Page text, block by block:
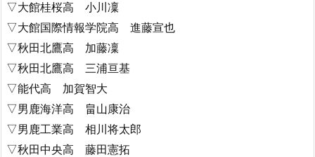
▽大館桂桜高 小川凜
▽大館国際情報学院高 進藤宣也
▽秋田北鷹高 加藤凜
▽秋田北鷹高 三浦亘基
▽能代高 加賀智大
▽男鹿海洋高 畠山康治
▽男鹿工業高 相川将太郎
▽秋田中央高 藤田憲拓